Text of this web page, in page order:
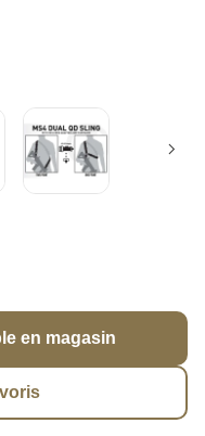
en magasin